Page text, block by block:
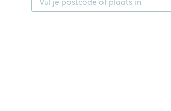
ben je op camping La Baume aan